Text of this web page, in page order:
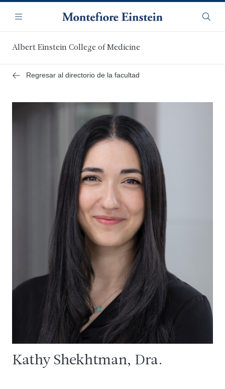
contenido
principal
Navegación
Menú
Albert Einstein College of Medicine
Regresar al directorio de la facultad
Kathy Shekhtman, Dra.